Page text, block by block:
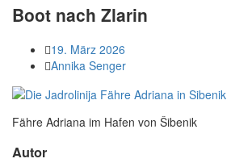
Boot nach Zlarin
19. März 2026
Annika Senger
Fähre Adriana im Hafen von Šibenik
Autor